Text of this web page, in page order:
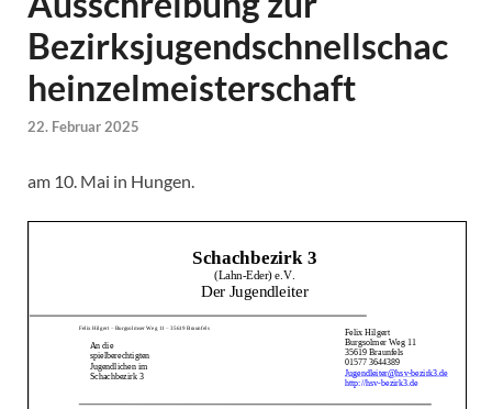
Bezirksjugendschnellschac
heinzelmeisterschaft
22. Februar 2025
am 10. Mai in Hungen.